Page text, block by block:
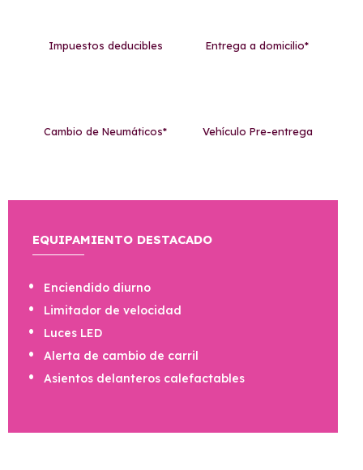
Impuestos deducibles Entrega a domicilio*
Cambio de Neumáticos* Vehículo Pre-entrega
EQUIPAMIENTO DESTACADO
Enciendido diurno
Limitador de velocidad
Luces LED
Alerta de cambio de carril
Asientos delanteros calefactables